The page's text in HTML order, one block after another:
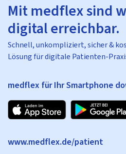
Mit medflex sind
digital erreichbar.
Schnell, unkompliziert, sicher &
Lösung für digitale Patienten-
medflex für Ihr Smartphone
www.medflex.de/patient